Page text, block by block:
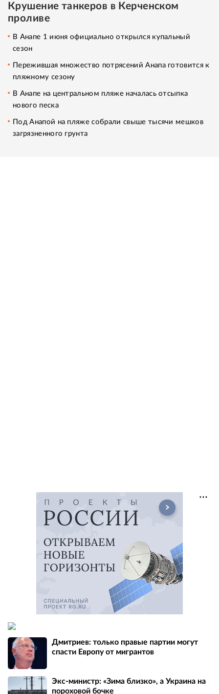
Крушение танкеров в Керченском
проливе
В Анапе 1 июня официально открылся купальный
сезон
Пережившая множество потрясений Анапа готовится к
пляжному сезону
В Анапе на центральном пляже началась отсыпка
нового песка
Под Анапой на пляже собрали свыше тысячи мешков
загрязненного грунта
Дмитриев: только правые партии могут
спасти Европу от мигрантов
Экс-министр: «Зима близко», а Украина на
пороховой бочке